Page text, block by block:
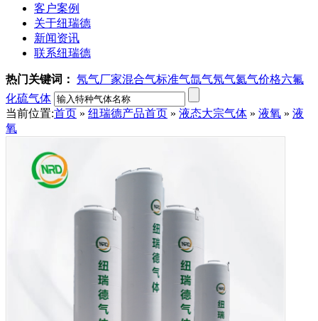
客户案例
关于纽瑞德
新闻资讯
联系纽瑞德
热门关键词： 氖气厂家混合气标准气氙气氖气氦气价格六氟
化硫气体
当前位置:首页 » 纽瑞德产品首页 » 液态大宗气体 » 液氧 » 液
氧